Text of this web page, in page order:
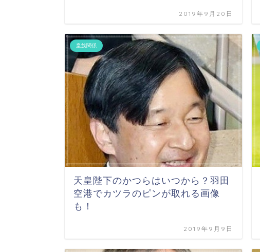
2019年9月20日
皇族関係
天皇陛下のかつらはいつから？羽田
空港でカツラのピンが取れる画像
も！
2019年9月9日